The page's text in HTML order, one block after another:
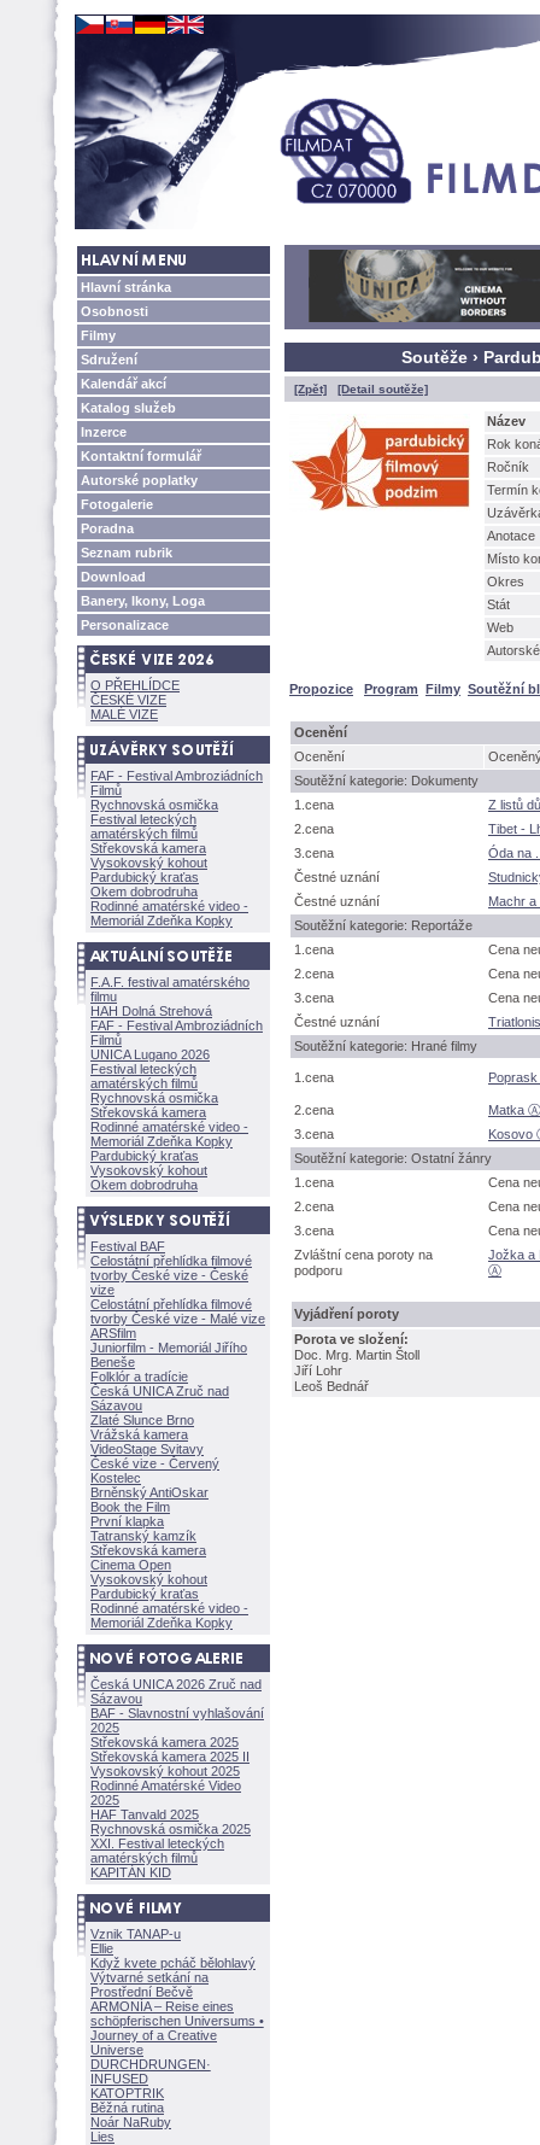
Hlavní stránka
Osobnosti
Filmy
Sdružení
Kalendář akcí
Katalog služeb
Inzerce
Kontaktní formulář
Autorské poplatky
Fotogalerie
Poradna
Seznam rubrik
Download
Banery, Ikony, Loga
Personalizace
O PŘEHLÍDCE
ČESKÉ VIZE
MALÉ VIZE
FAF - Festival Ambroziádních
Filmů
Rychnovská osmička
Festival leteckých
amatérských filmů
Střekovská kamera
Vysokovský kohout
Pardubický kraťas
Okem dobrodruha
Rodinné amatérské video -
Memoriál Zdeňka Kopky
F.A.F. festival amatérského
filmu
HAH Dolná Strehov
FAF - Festival Ambroziádních
Filmů
UNICA Lugano 2026
Festival leteckých
amatérských filmů
Rychnovská osmička
Střekovská kamera
Rodinné amatérské video -
Memoriál Zdeňka Kopky
Pardubický kraťas
Vysokovský kohout
Okem dobrodruha
Festival BAF
Celostátní přehlídka filmové
tvorby České vize - České
vize
Celostátní přehlídka filmové
tvorby České vize - Malé vize
ARSfilm
Juniorfilm - Memoriál Jiřího
Beneše
Folklór a tradície
Česká UNICA Zruč nad
Sázavou
Zlaté Slunce Brno
Vrážská kamera
VideoStage Svitavy
České vize - Červený
Kostelec
Brněnský AntiOskar
Book the Film
První klapka
Tatranský kamzík
Střekovská kamera
Cinema Open
Vysokovský kohout
Pardubický kraťas
Rodinné amatérské video -
Memoriál Zdeňka Kopky
Česká UNICA 2026 Zruč nad
Sázavou
BAF - Slavnostní vyhlašování
2025
Střekovská kamera 2025
Střekovská kamera 2025 II
Vysokovský kohout 2025
Rodinné Amatérské Video
2025
HAF Tanvald 2025
Rychnovská osmička 2025
XXI. Festival leteckých
amatérských filmů
KAPITÁN KID
Vznik TANAP-u
Ellie
Když kvete pcháč bělohlavý
Výtvarné setkání na
Prostřední Bečvě
ARMONÍA – Reise eines
schöpferischen Universums •
Journey of a Creative
Universe
DURCHDRUNGEN·
INFUSED
KATOPTRIK
Běžná rutina
Noár NaRuby
Lies
Soutěže ›
[Zpět] [Detail soutěže]
Název
Rok
Ročník
Termín
Anotace
Místo
Okres
Stát
Web
Propozice Program Filmy Soutěžní
Ocenění
Ocenění
Soutěžní kategorie: Dokumenty
1.cena
Z listů
2.cena
Tibet -
3.cena
Óda na
Čestné uznání
Čestné uznání
Machr
Soutěžní kategorie: Reportáže
1.cena
Cena
2.cena
Cena
3.cena
Cena
Čestné uznání
Soutěžní kategorie: Hrané filmy
1.cena
2.cena
Matka Ⓐ
3.cena
Kosovo
Soutěžní kategorie: Ostatní žánry
1.cena
Cena
2.cena
Cena
3.cena
Cena
Zvláštní cena poroty na
podporu
Jožka a
Ⓐ
Vyjádření poroty
Porota ve složení:
Doc. Mrg. Martin Štoll
Jiří Lohr
Leoš Bednář